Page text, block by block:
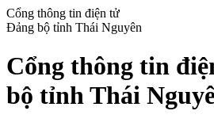
Cổng thông tin điện tử
Đảng bộ tỉnh Thái Nguyên
Cổng thông tin
bộ tỉnh Thái